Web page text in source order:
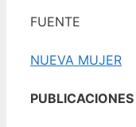
FUENTE
NUEVA MUJER